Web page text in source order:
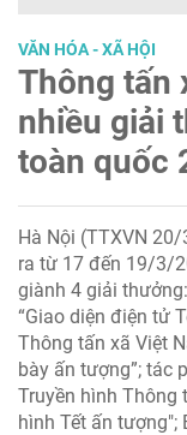
VĂN HÓA - XÃ HỘI
Thông tấn
nhiều giải
toàn quốc
Hà Nội (TTXVN
ra từ 17 đến 19/3/
giành 4 giải
“Giao diện điện tử
Thông tấn xã Việt
bày ấn tượng”; tác
Truyền hình Thông
hình Tết ấn tượng";